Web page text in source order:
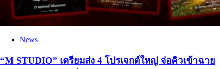
News
“M STUDIO” เตรียมส่ง 4 โปรเจกต์ใหญ่ จ่อคิวเข้าฉาย